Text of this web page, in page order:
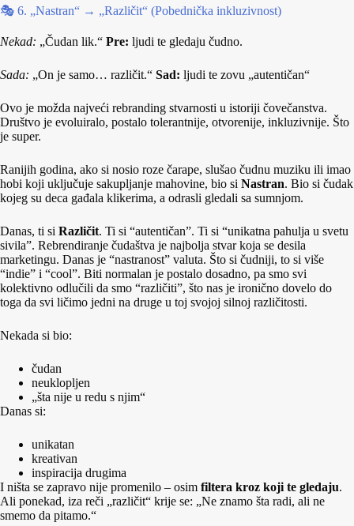
🎭 6. „Nastran“ → „Različit“ (Pobednička inkluzivnost)
Nekad: „Čudan lik.“ Pre: ljudi te gledaju čudno.
Sada: „On je samo… različit.“ Sad: ljudi te zovu „autentičan“
Ovo je možda najveći rebranding stvarnosti u istoriji čovečanstva.
Društvo je evoluiralo, postalo tolerantnije, otvorenije, inkluzivnije. Što
je super.
Ranijih godina, ako si nosio roze čarape, slušao čudnu muziku ili imao
hobi koji uključuje sakupljanje mahovine, bio si Nastran. Bio si čudak
kojeg su deca gađala klikerima, a odrasli gledali sa sumnjom.
Danas, ti si Različit. Ti si “autentičan”. Ti si “unikatna pahulja u svetu
sivila”. Rebrendiranje čudaštva je najbolja stvar koja se desila
marketingu. Danas je “nastranost” valuta. Što si čudniji, to si više
“indie” i “cool”. Biti normalan je postalo dosadno, pa smo svi
kolektivno odlučili da smo “različiti”, što nas je ironično dovelo do
toga da svi ličimo jedni na druge u toj svojoj silnoj različitosti.
Nekada si bio:
čudan
neuklopljen
„šta nije u redu s njim“
Danas si:
unikatan
kreativan
inspiracija drugima
I ništa se zapravo nije promenilo – osim filtera kroz koji te gledaju.
Ali ponekad, iza reči „različit“ krije se: „Ne znamo šta radi, ali ne
smemo da pitamo.“